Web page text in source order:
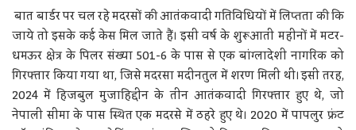
बात बार्डर पर चल रहे मदरसों की आतंकवादी गतिविधियों में लिप्तता की कि
जाये तो इसके कई केस मिल जाते हैं। इसी वर्ष के शुरूआती महीनों में मटर-
धमऊर क्षेत्र के पिलर संख्या 501-6 के पास से एक बांग्लादेशी नागरिक को
गिरफ्तार किया गया था, जिसे मदरसा मदीनतुल में शरण मिली थी। इसी तरह,
2024 में हिजबुल मुजाहिद्दीन के तीन आतंकवादी गिरफ्तार हुए थे, जो
नेपाली सीमा के पास स्थित एक मदरसे में ठहरे हुए थे। 2020 में पापलुर फ्रंट